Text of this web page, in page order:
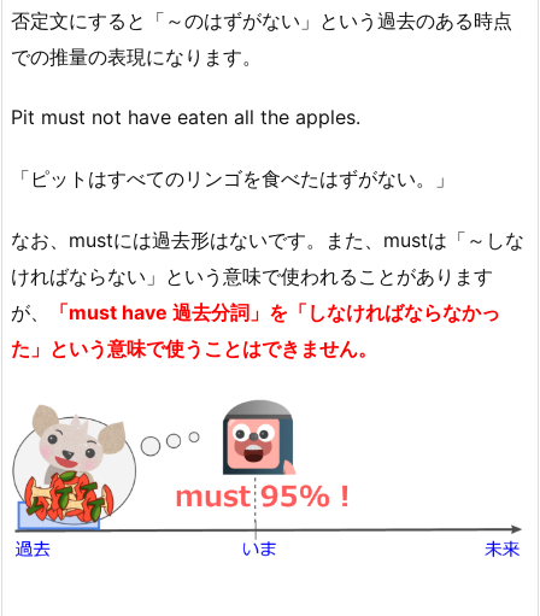
否定文にすると「～のはずがない」という過去のある時点
での推量の表現になります。
Pit must not have eaten all the apples.
「ピットはすべてのリンゴを食べたはずがない。」
なお、mustには過去形はないです。また、mustは「～しな
ければならない」という意味で使われることがあります
が、
「must have 過去分詞」を「しなければならなかっ
た」という意味で使うことはできません。